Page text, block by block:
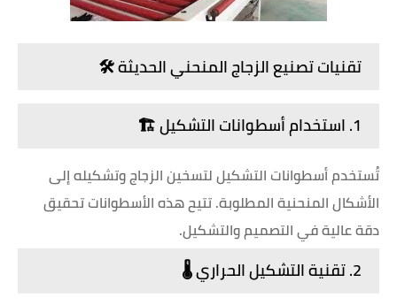
تقنيات تصنيع الزجاج المنحني الحديثة 🛠️
1. استخدام أسطوانات التشكيل 🏗️
تُستخدم أسطوانات التشكيل لتسخين الزجاج وتشكيله إلى
الأشكال المنحنية المطلوبة. تتيح هذه الأسطوانات تحقيق
دقة عالية في التصميم والتشكيل.
2. تقنية التشكيل الحراري 🌡️